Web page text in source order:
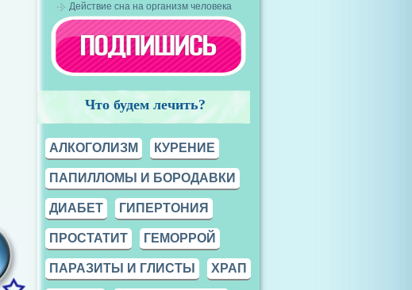
Действие сна на организм человека
Что будем лечить?
АЛКОГОЛИЗМ КУРЕНИЕ
ПАПИЛЛОМЫ И БОРОДАВКИ
ДИАБЕТ ГИПЕРТОНИЯ
ПРОСТАТИТ ГЕМОРРОЙ
ПАРАЗИТЫ И ГЛИСТЫ ХРАП